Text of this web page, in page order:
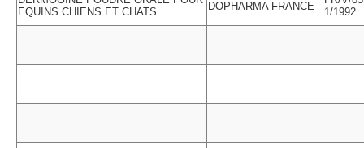
EQUINS CHIENS ET CHATS
DOPHARMA FRANCE
1/1992